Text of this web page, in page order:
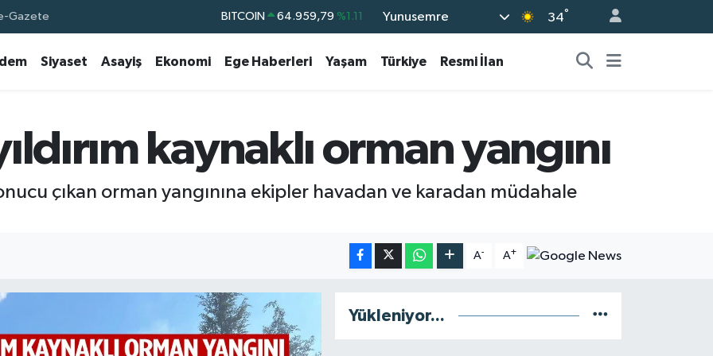
Gazete BITCOIN 64.959,79 %1.11
GRAM ALTIN 6660.55
BİST100 13.779 %-14
Yunusemre 34°
Siyaset Asayiş Ekonomi Ege Haberleri Yaşam Türkiye Resmi İlan
kaynaklı orman yangını
çıkan orman yangınına ekipler havadan ve karadan müdahale
A- A+
Yükleniyor...